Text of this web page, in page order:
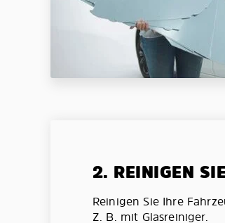
2. REINIGEN
Reinigen Sie Ihre
Z. B. mit Glasreiniger.